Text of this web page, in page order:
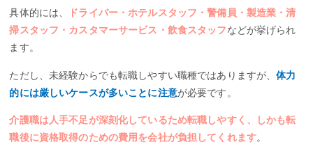
具体的には、
ドライバー・ホテルスタッフ・警備員・製造業・清
掃スタッフ・カスタマーサービス・飲食スタッフなどが挙げられ
ます。
ただし、未経験からでも転職しやすい職種ではありますが、体力
的には厳しいケースが多いことに注意が必要です。
介護職は人手不足が深刻化しているため転職しやすく、しかも転
職後に資格取得のための費用を会社が負担してくれます。